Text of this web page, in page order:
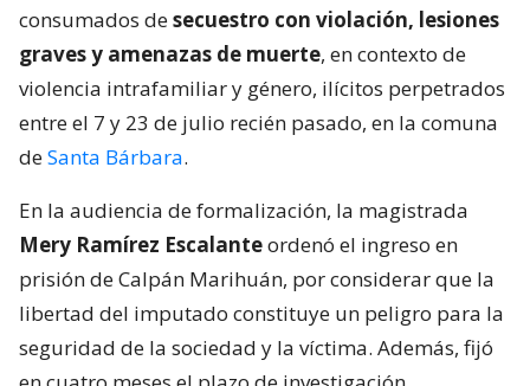
consumados desecuestro con violación, lesiones
graves y amenazas de muerte, en contexto de
violencia intrafamiliar y género, ilícitos perpetrados
entre el 7 y 23 de julio recién pasado, en la comuna
deSanta Bárbara.
En la audiencia de formalización, la magistrada
Mery Ramírez Escalanteordenó el ingreso en
prisión de Calpán Marihuán, por considerar que la
libertad del imputado constituye un peligro para la
seguridad de la sociedad y la víctima. Además, fijó